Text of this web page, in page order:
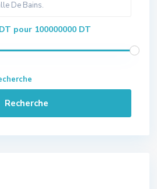
pour 100000000 DT
Recherche